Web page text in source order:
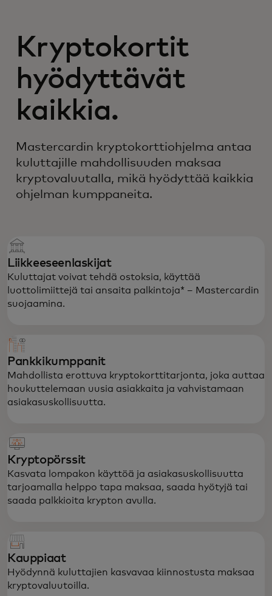
Kryptokortit
hyödyttävät
kaikkia.
Mastercardin kryptokortt­iohjelma antaa
kuluttajille mahdollisuuden maksaa
kryptovaluutalla, mikä hyödyttää kaikkia
ohjelman kumppaneita.
Liikkeeseenlaskijat
Kuluttajat voivat tehdä ostoksia, käyttää
luottolimiittejä tai ansaita palkintoja* – Mastercardin
suojaamina.
Pankkikumppanit
Mahdollista erottuva kryptokortti­tarjonta, joka auttaa
houkuttelemaan uusia asiakkaita ja vahvistamaan
asiakasuskollisuutta.
Kryptopörssit
Kasvata lompakon käyttöä ja asiakasuskollisuutta
tarjoamalla helppo tapa maksaa, saada hyötyjä tai
saada palkkioita krypton avulla.
Kauppiaat
Hyödynnä kuluttajien kasvavaa kiinnostusta maksaa
kryptovaluutoilla.